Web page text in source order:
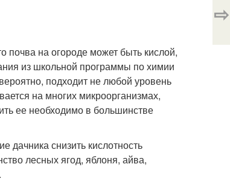
почва на огороде может быть кислой,
из школьной программы по химии
подходит не любой уровень
на многих микроорганизмах,
ее необходимо в большинстве
дачника снизить кислотность
лесных ягод, яблоня, айва,
⇨